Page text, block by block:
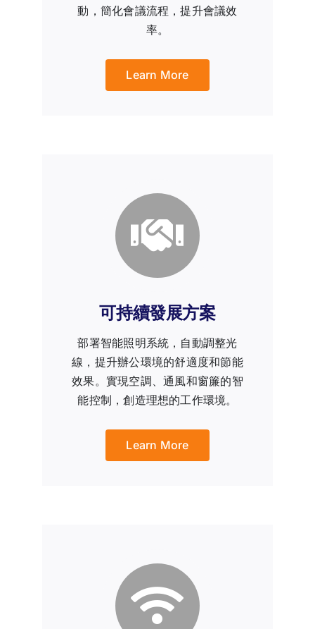
動，簡化會議流程，提升會議效
率。
Learn More
可持續發展方案
部署智能照明系統，自動調整光
線，提升辦公環境的舒適度和節能
效果。實現空調、通風和窗簾的智
能控制，創造理想的工作環境。
Learn More